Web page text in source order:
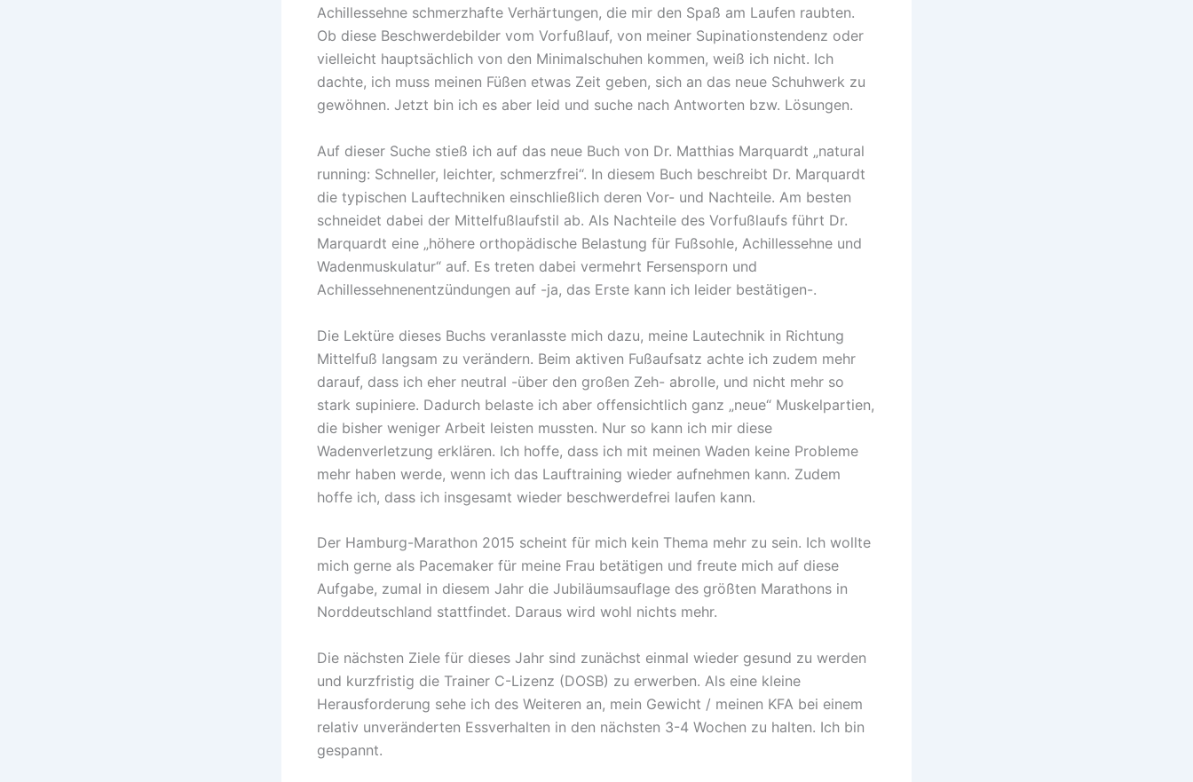
Achillessehne schmerzhafte Verhärtungen, die mir den Spaß am Laufen raubten.
Ob diese Beschwerdebilder vom Vorfußlauf, von meiner Supinationstendenz oder
vielleicht hauptsächlich von den Minimalschuhen kommen, weiß ich nicht. Ich
dachte, ich muss meinen Füßen etwas Zeit geben, sich an das neue Schuhwerk zu
gewöhnen. Jetzt bin ich es aber leid und suche nach Antworten bzw. Lösungen.
Auf dieser Suche stieß ich auf das neue Buch von Dr. Matthias Marquardt „natural
running: Schneller, leichter, schmerzfrei“. In diesem Buch beschreibt Dr. Marquardt
die typischen Lauftechniken einschließlich deren Vor- und Nachteile. Am besten
schneidet dabei der Mittelfußlaufstil ab. Als Nachteile des Vorfußlaufs führt Dr.
Marquardt eine „höhere orthopädische Belastung für Fußsohle, Achillessehne und
Wadenmuskulatur“ auf. Es treten dabei vermehrt Fersensporn und
Achillessehnenentzündungen auf -ja, das Erste kann ich leider bestätigen-.
Die Lektüre dieses Buchs veranlasste mich dazu, meine Lautechnik in Richtung
Mittelfuß langsam zu verändern. Beim aktiven Fußaufsatz achte ich zudem mehr
darauf, dass ich eher neutral -über den großen Zeh- abrolle, und nicht mehr so
stark supiniere. Dadurch belaste ich aber offensichtlich ganz „neue“ Muskelpartien,
die bisher weniger Arbeit leisten mussten. Nur so kann ich mir diese
Wadenverletzung erklären. Ich hoffe, dass ich mit meinen Waden keine Probleme
mehr haben werde, wenn ich das Lauftraining wieder aufnehmen kann. Zudem
hoffe ich, dass ich insgesamt wieder beschwerdefrei laufen kann.
Der Hamburg-Marathon 2015 scheint für mich kein Thema mehr zu sein. Ich wollte
mich gerne als Pacemaker für meine Frau betätigen und freute mich auf diese
Aufgabe, zumal in diesem Jahr die Jubiläumsauflage des größten Marathons in
Norddeutschland stattfindet. Daraus wird wohl nichts mehr.
Die nächsten Ziele für dieses Jahr sind zunächst einmal wieder gesund zu werden
und kurzfristig die Trainer C-Lizenz (DOSB) zu erwerben. Als eine kleine
Herausforderung sehe ich des Weiteren an, mein Gewicht / meinen KFA bei einem
relativ unveränderten Essverhalten in den nächsten 3-4 Wochen zu halten. Ich bin
gespannt.